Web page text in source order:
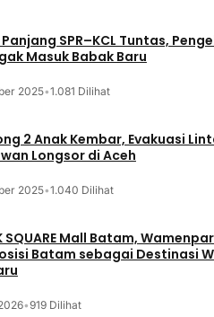
SPR–KCL Tuntas,
Masuk Babak Baru
2025•1.081 Dilihat
2 Anak Kembar, Evakuasi
Longsor di Aceh
2025•1.040 Dilihat
SQUARE Mall Batam,
Batam sebagai Destinasi
•919 Dilihat